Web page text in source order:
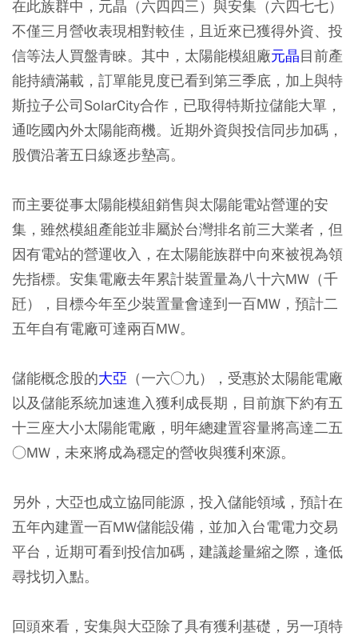
在此族群中，元晶（六四四三）與安集（六四七七）
不僅三月營收表現相對較佳，且近來已獲得外資、投
信等法人買盤青睞。其中，太陽能模組廠元晶目前產
能持續滿載，訂單能見度已看到第三季底，加上與特
斯拉子公司SolarCity合作，已取得特斯拉儲能大單，
通吃國內外太陽能商機。近期外資與投信同步加碼，
股價沿著五日線逐步墊高。
而主要從事太陽能模組銷售與太陽能電站營運的安
集，雖然模組產能並非屬於台灣排名前三大業者，但
因有電站的營運收入，在太陽能族群中向來被視為領
先指標。安集電廠去年累計裝置量為八十六MW（千
瓩），目標今年至少裝置量會達到一百MW，預計二
五年自有電廠可達兩百MW。
儲能概念股的大亞 （一六○九），受惠於太陽能電廠
以及儲能系統加速進入獲利成長期，目前旗下約有五
十三座大小太陽能電廠，明年總建置容量將高達二五
○MW，未來將成為穩定的營收與獲利來源。
另外，大亞也成立協同能源，投入儲能領域，預計在
五年內建置一百MW儲能設備，並加入台電電力交易
平台，近期可看到投信加碼，建議趁量縮之際，逢低
尋找切入點。
回頭來看，安集與大亞除了具有獲利基礎，另一項特